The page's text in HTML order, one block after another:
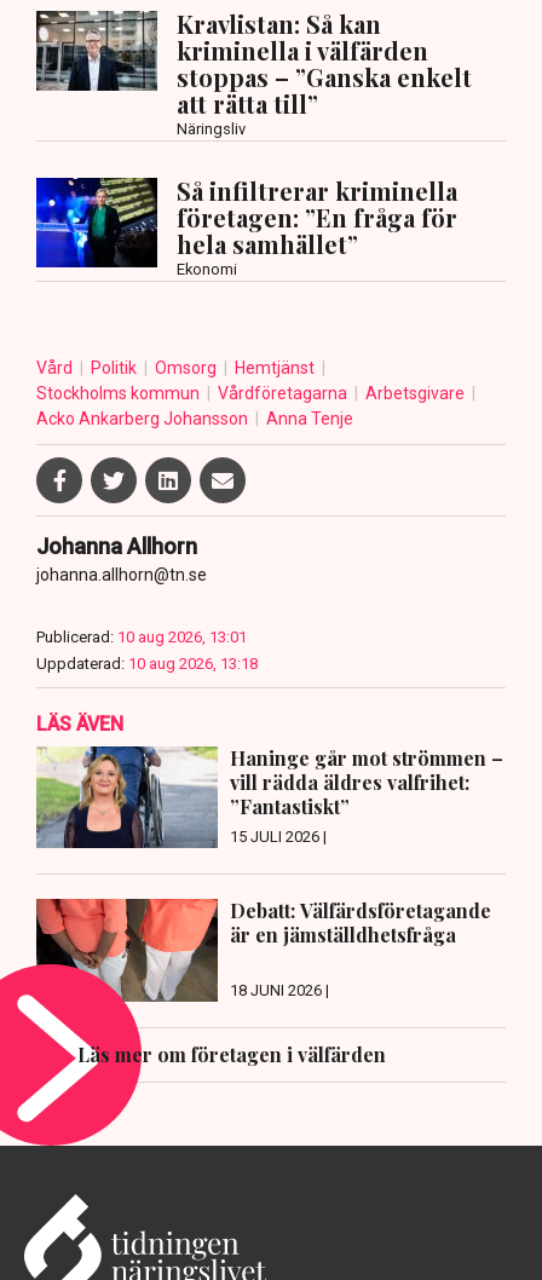
Kravlistan: Så kan
kriminella i välfärden
stoppas – ”Ganska enkelt
att rätta till”
Näringsliv
Så infiltrerar kriminella
företagen: ”En fråga för
hela samhället”
Ekonomi
Vård Politik Omsorg
Hemtjänst
Stockholms kommun
Vårdföretagarna
Arbetsgivare
Acko Ankarberg Johansson
Anna Tenje
Johanna Allhorn
johanna.allhorn@tn.se
Publicerad: 10 aug 2026, 13:01
Uppdaterad: 10 aug 2026, 13:18
LÄS ÄVEN
Haninge går mot strömmen –
vill rädda äldres valfrihet:
”Fantastiskt”
15 JULI 2026 |
Debatt: Välfärdsföretagande
är en jämställdhetsfråga
18 JUNI 2026 |
Läs mer om företagen i välfärden